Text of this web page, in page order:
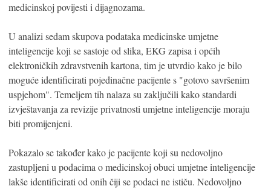
medicinskoj povijesti i dijagnozama.
U analizi sedam skupova podataka medicinske umjetne
inteligencije koji se sastoje od slika, EKG zapisa i općih
elektroničkih zdravstvenih kartona, tim je utvrdio kako je bilo
moguće identificirati pojedinačne pacijente s "gotovo savršenim
uspjehom". Temeljem tih nalaza su zaključili kako standardi
izvještavanja za revizije privatnosti umjetne inteligencije moraju
biti promijenjeni.
Pokazalo se također kako je pacijente koji su nedovoljno
zastupljeni u podacima o medicinskoj obuci umjetne inteligencije
lakše identificirati od onih čiji se podaci ne ističu. Nedovoljno